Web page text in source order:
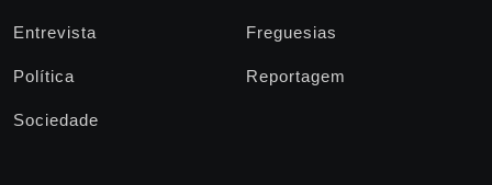
Entrevista Freguesias
Política Reportagem
Sociedade